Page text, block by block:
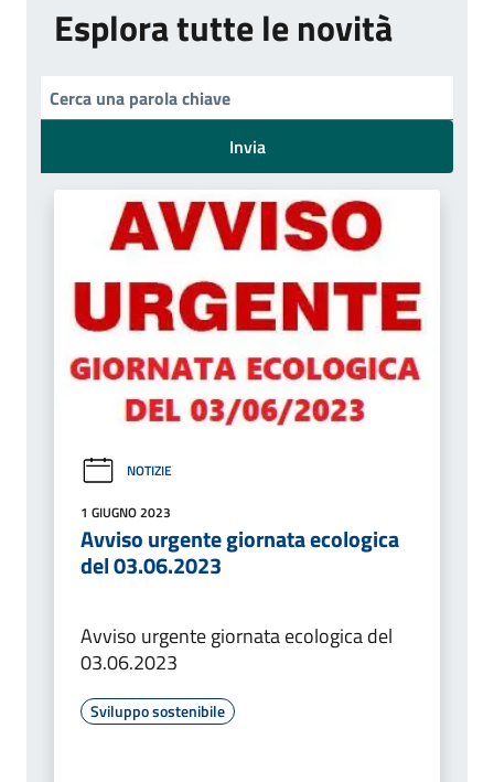
Esplora tutte le novità
Invia
NOTIZIE
1 GIUGNO 2023
Avviso urgente giornata ecologica
del 03.06.2023
Avviso urgente giornata ecologica del
03.06.2023
Sviluppo sostenibile